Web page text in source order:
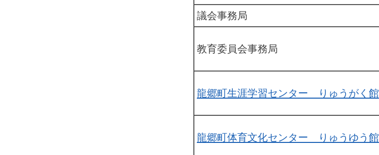
議会事務局
教育委員会事務局
龍郷町生涯学習センター りゅうがく館
龍郷町体育文化センター りゅうゆう館